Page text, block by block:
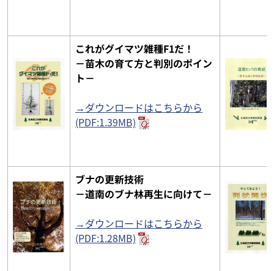
これがグイマツ雑種F1だ！
－苗木の育て方と判別のポイン
ト－
→ダウンロードはこちらから
(PDF:1.39MB)
ブナの更新技術
－道南のブナ林再生に向けて－
→ダウンロードはこちらから
(PDF:1.28MB)